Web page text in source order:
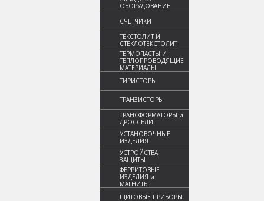
ОБОРУДОВАНИЕ
СЧЕТЧИКИ
ТЕКСТОЛИТ И
СТЕКЛОТЕКСТОЛИТ
ТЕРМОПАСТЫ И
ТЕПЛОПРОВОДЯЩИЕ
МАТЕРИАЛЫ
ТИРИСТОРЫ
ТРАНЗИСТОРЫ
ТРАНСФОРМАТОРЫ и
ДРОССЕЛИ
УСТАНОВОЧНЫЕ
ИЗДЕЛИЯ
УСТРОЙСТВА
ЗАЩИТЫ
ФЕРРИТОВЫЕ
ИЗДЕЛИЯ и
МАГНИТЫ
ЩИТОВЫЕ ПРИБОРЫ